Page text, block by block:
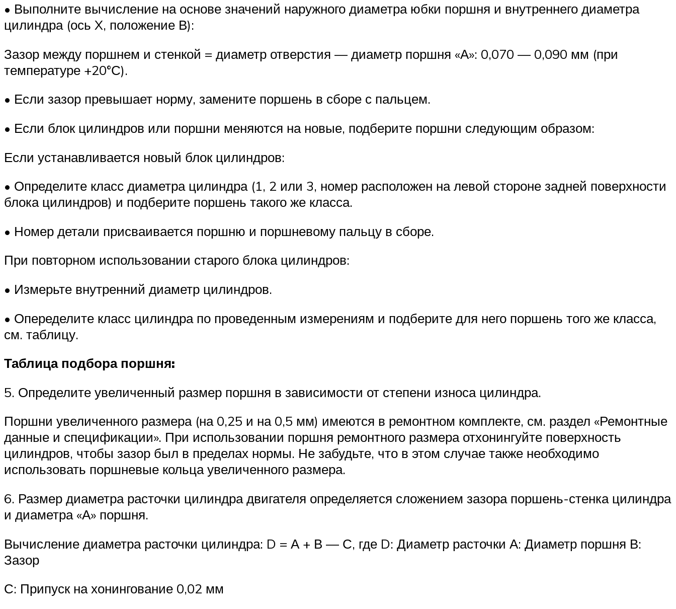
• Выполните вычисление на основе значений наружного диаметра юбки поршня и внутреннего диаметра
цилиндра (ось X, положение В):
Зазор между поршнем и стенкой = диаметр отверстия — диаметр поршня «А»: 0,070 — 0,090 мм (при
температуре +20°С).
• Если зазор превышает норму, замените поршень в сборе с пальцем.
• Если блок цилиндров или поршни меняются на новые, подберите поршни следующим образом:
Если устанавливается новый блок цилиндров:
• Определите класс диаметра цилиндра (1, 2 или 3, номер расположен на левой стороне задней поверхности
блока цилиндров) и подберите поршень такого же класса.
• Номер детали присваивается поршню и поршневому пальцу в сборе.
При повторном использовании старого блока цилиндров:
• Измерьте внутренний диаметр цилиндров.
• Опеределите класс цилиндра по проведенным измерениям и подберите для него поршень того же класса,
см. таблицу.
Таблица подбора поршня:
5. Определите увеличенный размер поршня в зависимости от степени износа цилиндра.
Поршни увеличенного размера (на 0,25 и на 0,5 мм) имеются в ремонтном комплекте, см. раздел «Ремонтные
данные и спецификации». При использовании поршня ремонтного размера отхонингуйте поверхность
цилиндров, чтобы зазор был в пределах нормы. Не забудьте, что в этом случае также необходимо
использовать поршневые кольца увеличенного размера.
6. Размер диаметра расточки цилиндра двигателя определяется сложением зазора поршень-стенка цилиндра
и диаметра «А» поршня.
Вычисление диаметра расточки цилиндра: D = А + В — С, где D: Диаметр расточки А: Диаметр поршня В:
Зазор
С: Припуск на хонингование 0,02 мм